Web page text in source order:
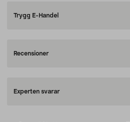
Trygg E-Handel
Recensioner
Experten svarar